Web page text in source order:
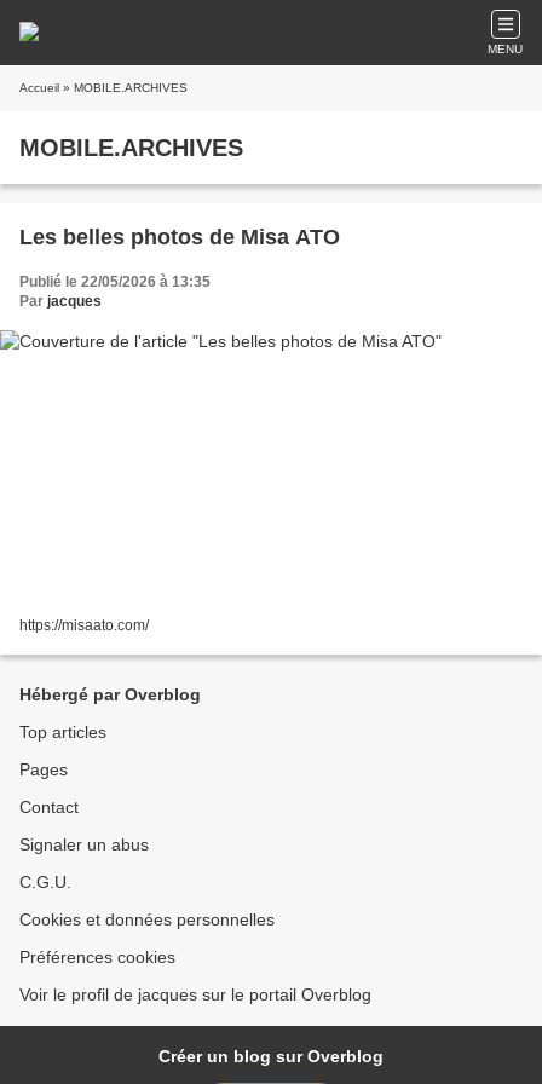
MENU
Accueil » MOBILE.ARCHIVES
MOBILE.ARCHIVES
Les belles photos de Misa ATO
Publié le 22/05/2026 à 13:35
Par jacques
https://misaato.com/
Hébergé par Overblog
Top articles
Pages
Contact
Signaler un abus
C.G.U.
Cookies et données personnelles
Préférences cookies
Voir le profil de jacques sur le portail Overblog
Créer un blog sur Overblog